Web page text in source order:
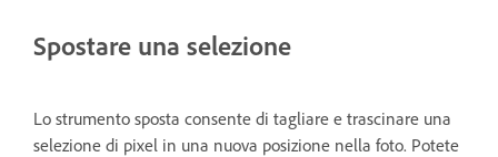
Spostare una selezione
Lo strumento sposta consente di tagliare e trascinare una
selezione di pixel in una nuova posizione nella foto. Potete